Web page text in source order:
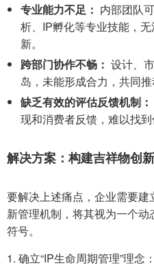
专业能力不足： 内部团队
析、IP孵化等专业技能，
新。
跨部门协作不畅： 设计、
岛，未能形成合力，共同推
缺乏有效的评估反馈机制：
现和消费者反馈，难以找到
解决方案：构建吉祥物创
要解决上述痛点，企业需要
新管理机制，将其视为一个
符号。
1. 确立“IP生命周期管理”理念：